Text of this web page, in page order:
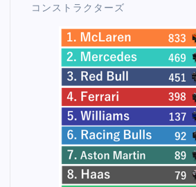
コンストラクターズ